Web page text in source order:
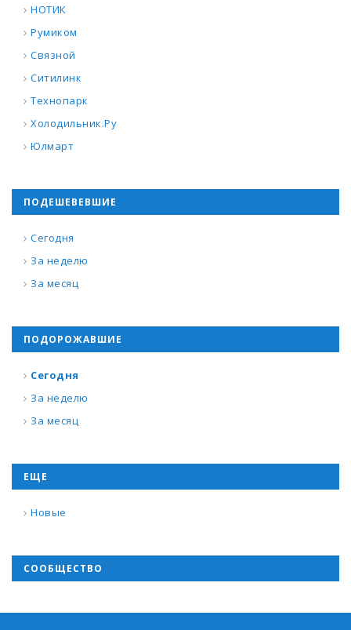
НОТИК
Румиком
Связной
Ситилинк
Технопарк
Холодильник.Ру
Юлмарт
ПОДЕШЕВЕВШИЕ
Сегодня
За неделю
За месяц
ПОДОРОЖАВШИЕ
Сегодня
За неделю
За месяц
ЕЩЕ
Новые
СООБЩЕСТВО